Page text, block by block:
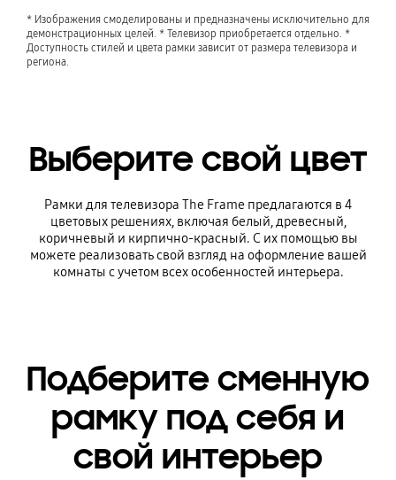
* Изображения смоделированы и предназначены исключительно для
демонстрационных целей. * Телевизор приобретается отдельно. *
Доступность стилей и цвета рамки зависит от размера телевизора и
региона.
Выберите свой цвет
Рамки для телевизора The Frame предлагаются в 4
цветовых решениях, включая белый, древесный,
коричневый и кирпично-красный. С их помощью вы
можете реализовать свой взгляд на оформление вашей
комнаты с учетом всех особенностей интерьера.
Подберите сменную
рамку под себя и
свой интерьер